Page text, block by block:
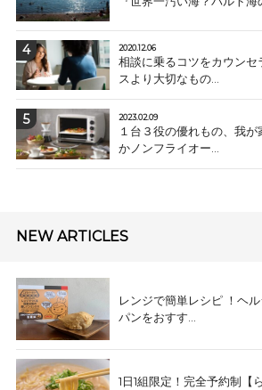
2020.12.06
相談に乗るコツをカウンセ
スより大切なもの...
2023.02.09
１台３役の優れもの、我
かノンフライオー...
NEW ARTICLES
レンジで簡単レシピ ！ヘ
パンをおすす...
1日1組限定！完全予約制【